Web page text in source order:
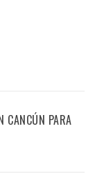
CANCÚN PARA